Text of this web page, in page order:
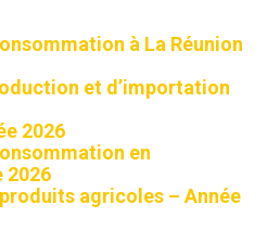
à La Réunion
et d’importation
2026
en
2026
agricoles – Année